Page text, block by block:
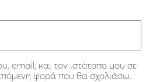
email, και τον ιστότοπο μου σε
φορά που θα σχολιάσω.